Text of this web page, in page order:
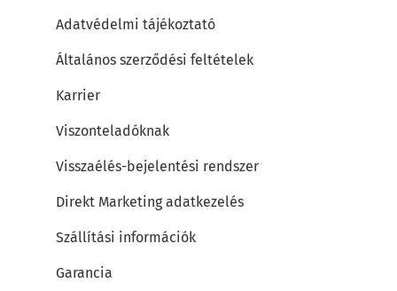
Adatvédelmi tájékoztató
Általános szerződési feltételek
Karrier
Viszonteladóknak
Visszaélés-bejelentési rendszer
Direkt Marketing adatkezelés
Szállítási információk
Garancia